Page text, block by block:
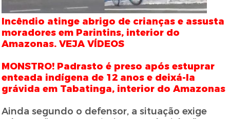
Incêndio atinge abrigo de crianças e assusta
moradores em Parintins, interior do
Amazonas. VEJA VÍDEOS
MONSTRO! Padrasto é preso após estuprar
enteada indígena de 12 anos e deixá-la
grávida em Tabatinga, interior do Amazonas
Ainda segundo o defensor, a situação exige